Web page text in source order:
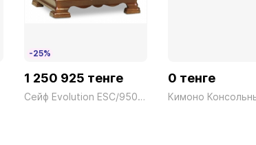
-25%
1 250 925 тенге
Сейф Evolution ESC/950 Ключ дерево Technomax 160кг
0 тенге